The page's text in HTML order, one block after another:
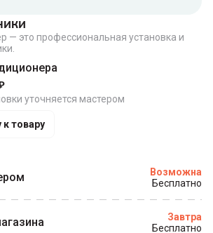
телефона по которому можно
— это профессиональная установка и
уточняется мастером
к товару
Возможна
Бесплатно
Завтра
Бесплатно